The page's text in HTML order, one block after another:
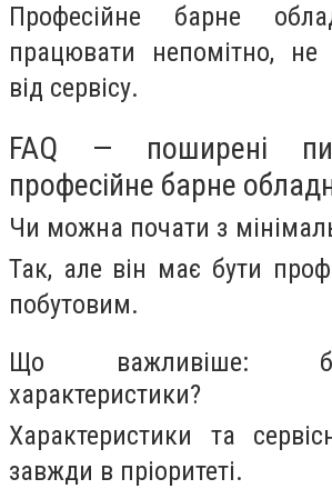
Професійне барне
працювати непомітно, не
від сервісу.
FAQ — поширені
професійне барне
Чи можна почати з
Так, але він має бути
побутовим.
Що важливіше:
характеристики?
Характеристики та
завжди в пріоритеті.